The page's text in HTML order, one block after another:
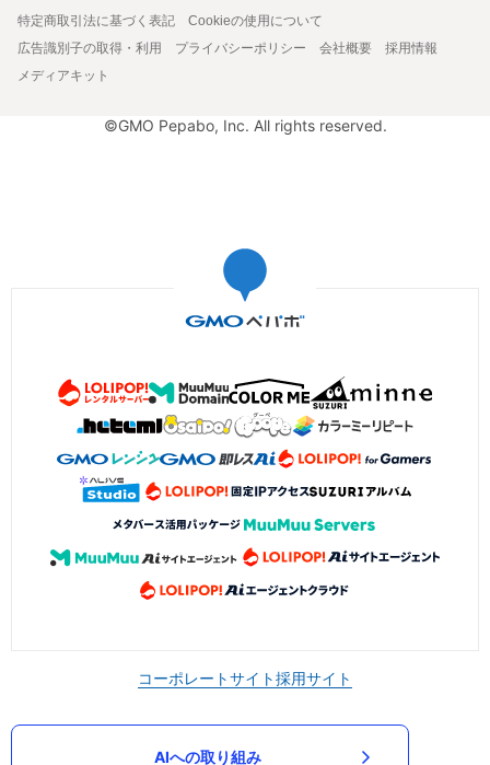
特定商取引法に基づく表記
Cookieの使用について
広告識別子の取得・利用
プライバシーポリシー 会社概要
採用情報
メディアキット
©GMO Pepabo, Inc. All rights reserved.
コーポレートサイト採用サイト
AIへの取り組み